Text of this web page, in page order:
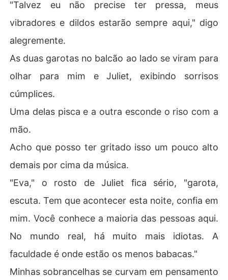
"Talvez eu não precise ter pressa, meus
vibradores e dildos estarão sempre aqui," digo
alegremente.
As duas garotas no balcão ao lado se viram para
olhar para mim e Juliet, exibindo sorrisos
cúmplices.
Uma delas pisca e a outra esconde o riso com a
mão.
Acho que posso ter gritado isso um pouco alto
demais por cima da música.
"Eva," o rosto de Juliet fica sério, "garota,
escuta. Tem que acontecer esta noite, confia em
mim. Você conhece a maioria das pessoas aqui.
No mundo real, há muito mais idiotas. A
faculdade é onde estão os menos babacas."
Minhas sobrancelhas se curvam em pensamento